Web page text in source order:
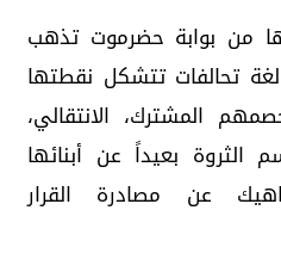
من بوابة حضرموت تذهب
تحالفات تتشكل نقطتها
المشترك، الانتقالي،
بعيداً عن أبنائها
عن مصادرة القرار